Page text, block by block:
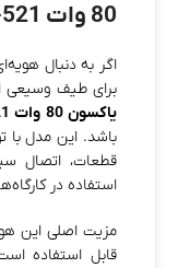
80 وات YAXUN YX-521 ارزش دارد؟
اگر به دنبال
برای طیف وسیعی
یاکسون 80 وات YAXUN YX-521
استفاده در
مزیت اصلی این
قابل استفاده